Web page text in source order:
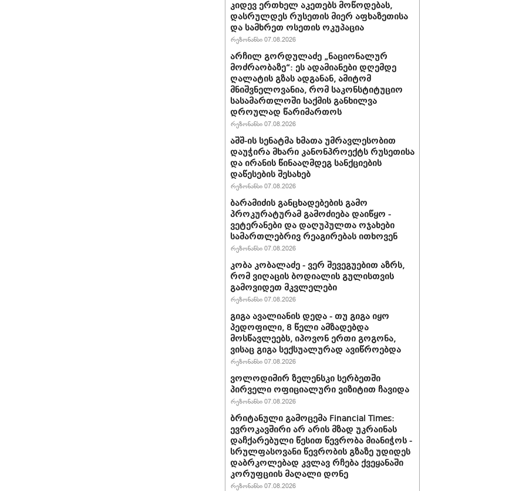
კიდევ ერთხელ აკეთებს მოწოდებას,
დასრულდეს რუსეთის მიერ აფხაზეთისა
და სამხრეთ ოსეთის ოკუპაცია
რეზონანსი 07.08.2026
არჩილ გორდულაძე „ნაციონალურ
მოძრაობაზე“: ეს ადამიანები დღემდე
ღალატის გზას ადგანან, ამიტომ
მნიშვნელოვანია, რომ საკონსტიტუციო
სასამართლოში საქმის განხილვა
დროულად წარიმართოს
რეზონანსი 07.08.2026
აშშ-ის სენატმა ხმათა უმრავლესობით
დაუჭირა მხარი კანონპროექტს რუსეთისა
და ირანის წინააღმდეგ სანქციების
დაწესების შესახებ
რეზონანსი 07.08.2026
ბარამიძის განცხადებების გამო
პროკურატურამ გამოძიება დაიწყო -
ვეტერანები და დაღუპულთა ოჯახები
სამართლებრივ რეაგირებას ითხოვენ
რეზონანსი 07.08.2026
კობა კობალაძე - ვერ შევეგუებით აზრს,
რომ ვიღაცის ბოდიალის გულისთვის
გამოვიდეთ მკვლელები
რეზონანსი 07.08.2026
გიგა ავალიანის დედა - თუ გიგა იყო
პედოფილი, 8 წელი ამზადებდა
მოსწავლეებს, იპოვონ ერთი გოგონა,
ვისაც გიგა სექსუალურად ავიწროებდა
რეზონანსი 07.08.2026
ვოლოდიმირ ზელენსკი სერბეთში
პირველი ოფიციალური ვიზიტით ჩავიდა
რეზონანსი 07.08.2026
ბრიტანული გამოცემა Financial Times:
ევროკავშირი არ არის მზად უკრაინას
დაჩქარებული წესით წევრობა მიანიჭოს -
სრულფასოვანი წევრობის გზაზე უდიდეს
დაბრკოლებად კვლავ რჩება ქვეყანაში
კორუფციის მაღალი დონე
რეზონანსი 07.08.2026